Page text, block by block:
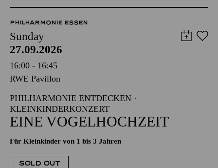
PHILHARMONIE ESSEN
Sunday
27.09.2026
16:00 - 16:45
RWE Pavillon
PHILHARMONIE ENTDECKEN ·
KLEINKINDERKONZERT
EINE VOGELHOCHZEIT
Für Kleinkinder von 1 bis 3 Jahren
SOLD OUT